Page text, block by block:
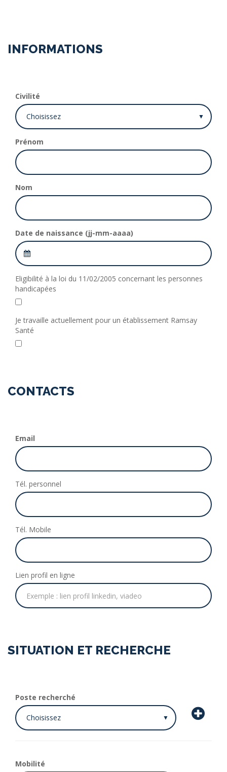
INFORMATIONS
Civilité
Prénom
Nom
Date de naissance (jj-mm-aaaa)
Eligibilité à la loi du 11/02/2005 concernant les personnes
handicapées
Je travaille actuellement pour un établissement Ramsay
Santé
CONTACTS
Email
Tél. personnel
Tél. Mobile
Lien profil en ligne
SITUATION ET RECHERCHE
Poste recherché
Mobilité